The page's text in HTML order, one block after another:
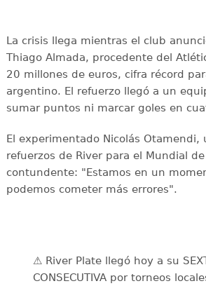
La crisis llega mientras el club
Thiago Almada, procedente del
20 millones de euros, cifra récord
argentino. El refuerzo llegó a un
sumar puntos ni marcar goles en
El experimentado Nicolás Otamendi,
refuerzos de River para el Mundial
contundente: "Estamos en un
podemos cometer más errores".
⚠️ River Plate llegó hoy a su
CONSECUTIVA por torneos